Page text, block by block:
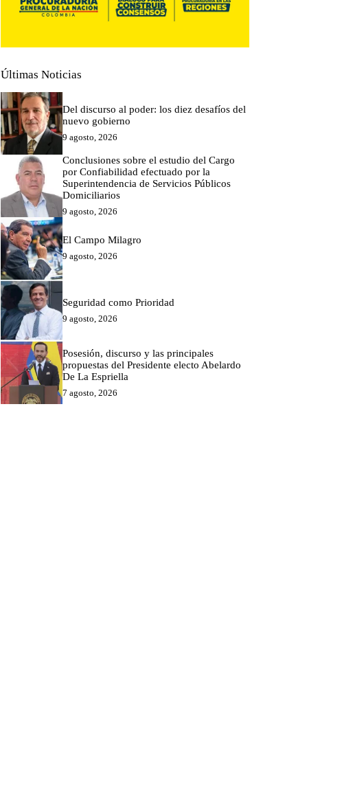
Últimas Noticias
Del discurso al poder: los diez desafíos del
nuevo gobierno
9 agosto, 2026
Conclusiones sobre el estudio del Cargo
por Confiabilidad efectuado por la
Superintendencia de Servicios Públicos
Domiciliarios
9 agosto, 2026
El Campo Milagro
9 agosto, 2026
Seguridad como Prioridad
9 agosto, 2026
Posesión, discurso y las principales
propuestas del Presidente electo Abelardo
De La Espriella
7 agosto, 2026